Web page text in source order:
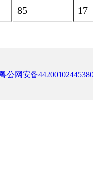
85 17
公网安备44200102445380